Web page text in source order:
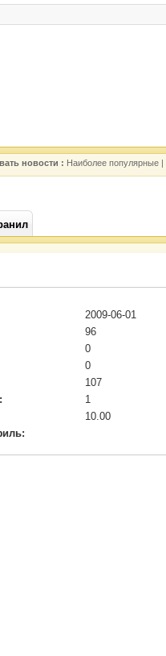
новости : Наиболее популярные |
2009-06-01
96
0
0
107
1
10.00